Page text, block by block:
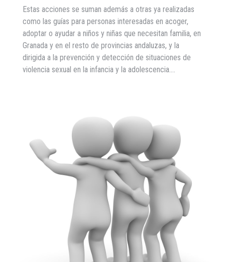
Estas acciones se suman además a otras ya realizadas
como las guías para personas interesadas en acoger,
adoptar o ayudar a niños y niñas que necesitan familia, en
Granada y en el resto de provincias andaluzas, y la
dirigida a la prevención y detección de situaciones de
violencia sexual en la infancia y la adolescencia.…